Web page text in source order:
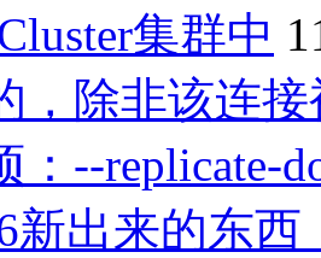
集群中
，除非该连
：--replicate-
新出来的东